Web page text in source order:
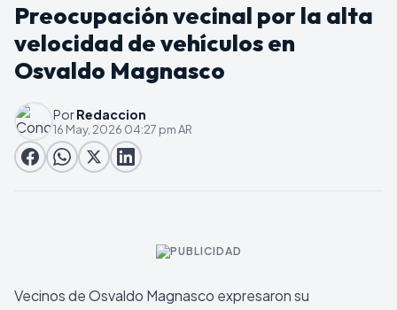
Preocupación vecinal por la alta
velocidad de vehículos en
Osvaldo Magnasco
PorRedaccion
16 May, 2026 04:27 pm AR
Vecinos de Osvaldo Magnasco expresaron su